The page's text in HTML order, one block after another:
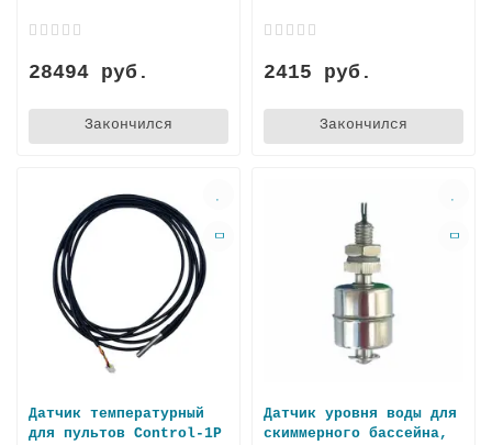
28494 руб.
Закончился
2415 руб.
Закончился
Датчик температурный
для пультов Control-1P
Датчик уровня воды для
скиммерного бассейна,